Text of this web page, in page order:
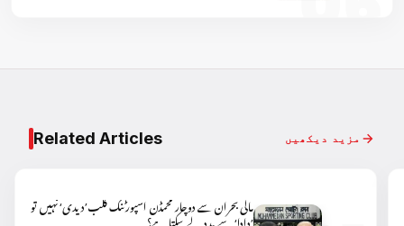
Related Articles مزید دیکھیں
مالی بحران سے دوچار محمڈن اسپورٹنگ کلب’دیدی‘ نہیں تو